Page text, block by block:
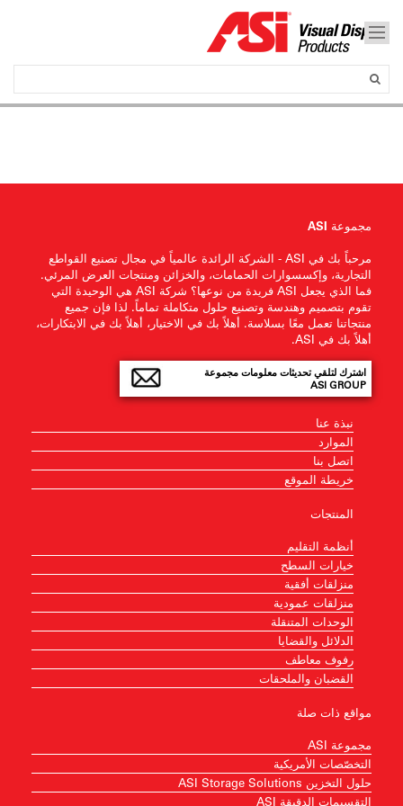
مجموعة ASI
مرحباً بك في ASI - الشركة الرائدة عالمياً في مجال تصنيع القواطع
التجارية، وإكسسوارات الحمامات، والخزائن ومنتجات العرض المرئي.
فما الذي يجعل ASI فريدة من نوعها؟ شركة ASI هي الوحيدة التي
تقوم بتصميم وهندسة وتصنيع حلول متكاملة تماماً. لذا فإن جميع
منتجاتنا تعمل معًا بسلاسة. أهلاً بك في الاختيار، أهلاً بك في الابتكارات،
أهلاً بك في ASI.
اشترك لتلقي تحديثات معلومات مجموعة
ASI GROUP
نبذة عنا
الموارد
اتصل بنا
خريطة الموقع
المنتجات
أنظمة التقليم
خيارات السطح
منزلقات أفقية
منزلقات عمودية
الوحدات المتنقلة
الدلائل والقضايا
رفوف معاطف
القضبان والملحقات
مواقع ذات صلة
مجموعة ASI
التخصّصات الأمريكية
حلول التخزين ASI Storage Solutions
التقسيمات الدقيقة ASI